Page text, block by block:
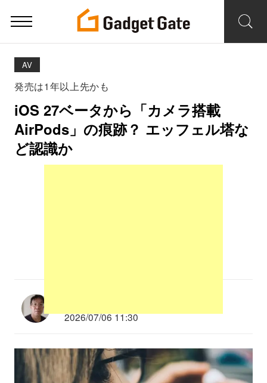
AV
発売は1年以上先かも
iOS 27ベータから「カメラ搭載
AirPods」の痕跡？ エッフェル塔な
ど認識か
2026/07/06 11:30